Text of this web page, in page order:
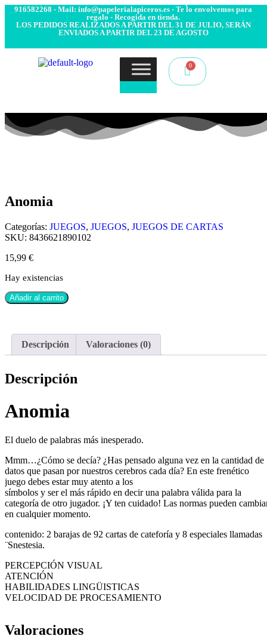
916582268 - Mail: info@papelerialapiceros.es - Te lo envolvemos para
regalo - Recogida en tienda.
LOS PEDIDOS REALIZADOS A PARTIR DEL 31 DE JULIO, SERÁN
ENVIADOS A PARTIR DEL 23 DE AGOSTO
Anomia
Categorías: JUEGOS, JUEGOS, JUEGOS DE CARTAS
SKU: 8436621890102
15,99 €
Hay existencias
Añadir al carrito
Descripción Valoraciones (0)
Descripción
Anomia
El duelo de palabras más inesperado.
Mmm…¿Cómo se decía? ¿Has pensado alguna vez en la cantidad de
datos que pasan por nuestros cerebros cada día? En este frenético
juego debes estar muy atento a los
símbolos y ser el más rápido en decir una palabra válida para la
categoría de otro jugador. ¡Y ten cuidado! Las normas pueden
en cualquier momento.
contenido: 2 barajas de 92 cartas de cateforía y 8 especiales llamadas
¨Snestesia.
PERCEPCIÓN VISUAL
ATENCIÓN
HABILIDADES LINGÜISTICAS
VELOCIDAD DE PROCESAMIENTO
Valoraciones